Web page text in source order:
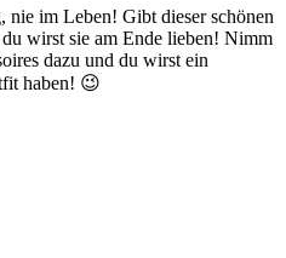
nie im Leben! Gibt dieser schönen
wirst sie am Ende lieben! Nimm
dazu und du wirst ein
haben! 😉